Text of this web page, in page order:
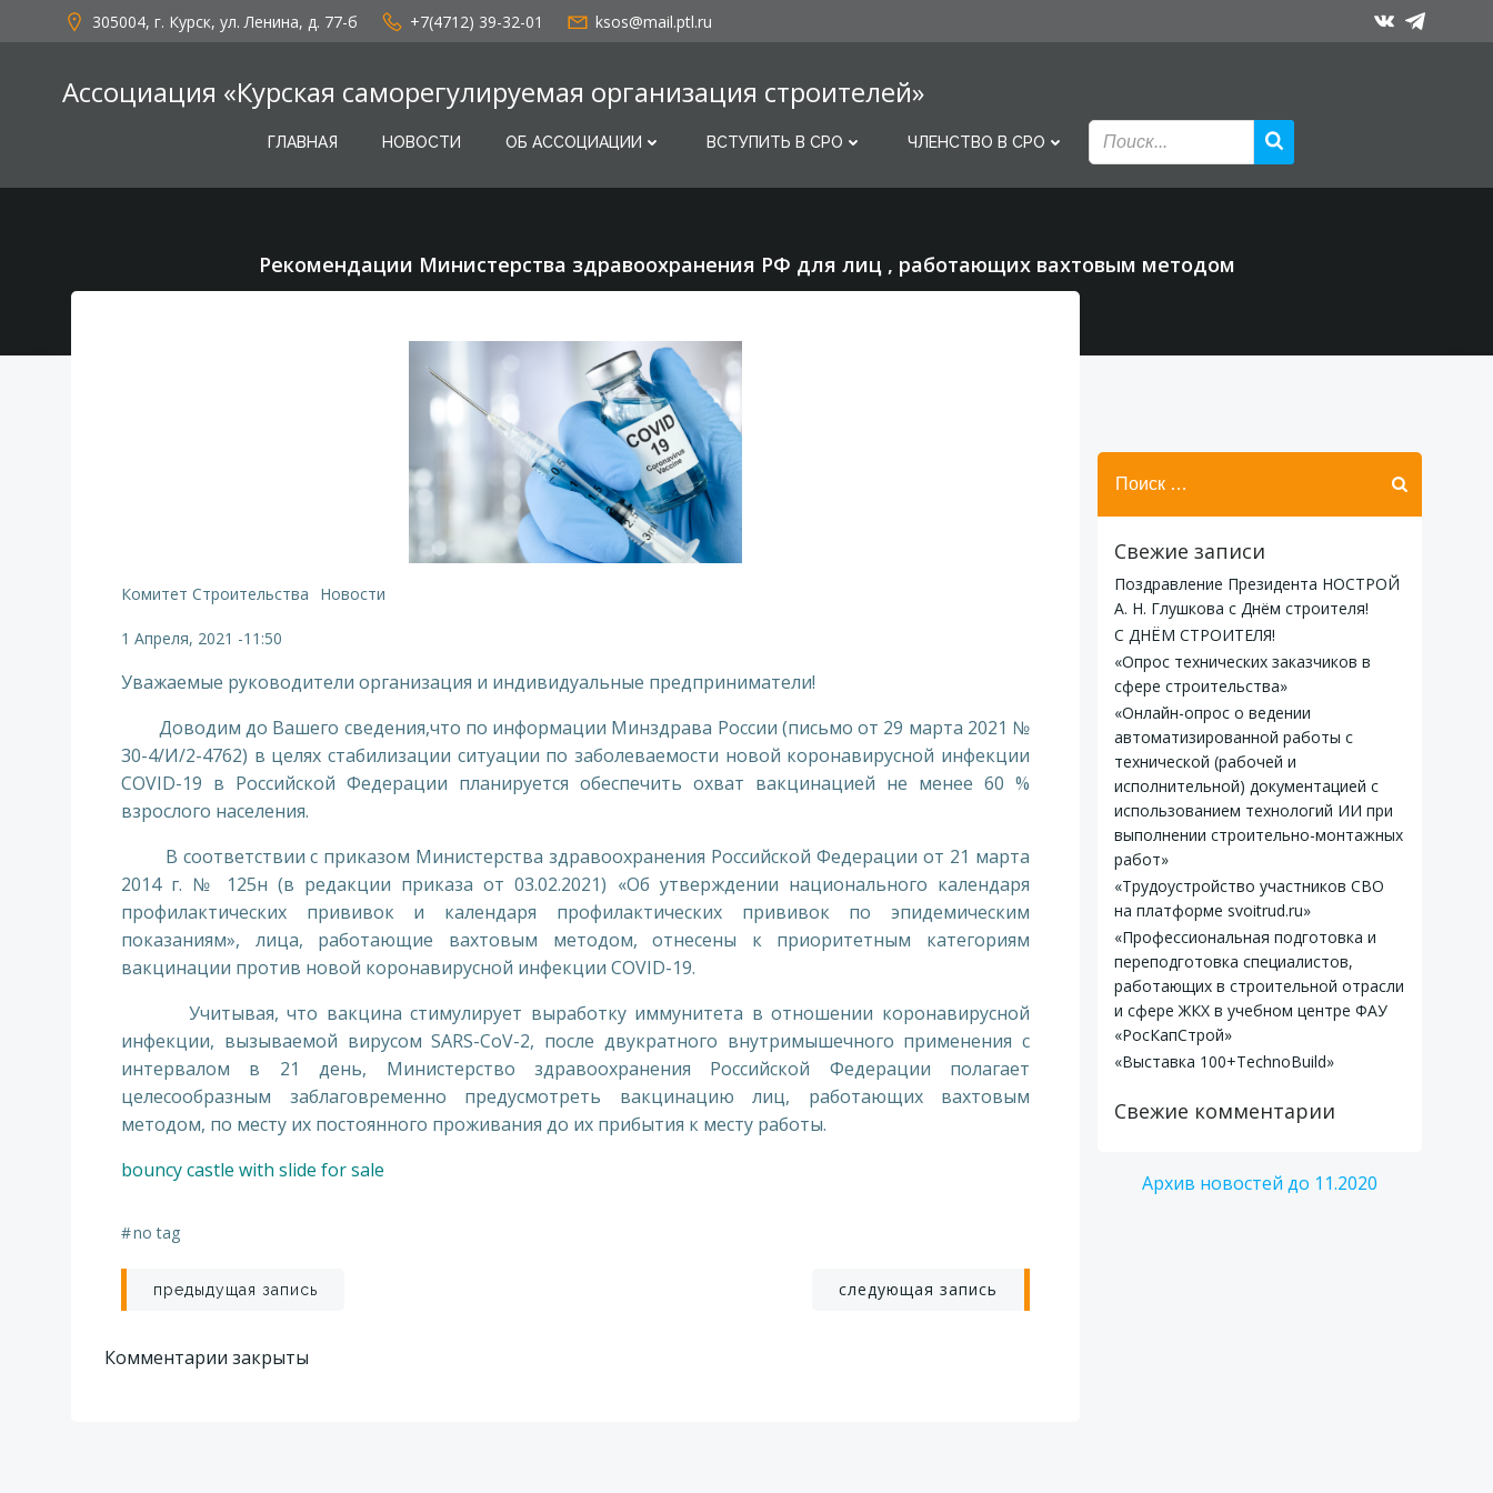
Перейти
к
305004, г. Курск, ул. Ленина, д. 77-б +7(4712) 39-32-01 ksos@mail.ptl.ru
Ассоциация «Курская саморегулируемая организация строителей»
ГЛАВНАЯ НОВОСТИ ОБ АССОЦИАЦИИ ВСТУПИТЬ В СРО ЧЛЕНСТВО В СРО
Рекомендации Министерства здравоохранения РФ для лиц , работающих вахтовым методом
Комитет Строительства Новости
1 Апреля, 2021 -11:50
Уважаемые руководители организация и индивидуальные предприниматели!
Доводим до Вашего сведения,что по информации Минздрава России (письмо от 29 марта 2021 №
30-4/И/2-4762) в целях стабилизации ситуации по заболеваемости новой коронавирусной инфекции
COVID-19 в Российской Федерации планируется обеспечить охват вакцинацией не менее 60 %
взрослого населения.
В соответствии с приказом Министерства здравоохранения Российской Федерации от 21 марта
2014 г. № 125н (в редакции приказа от 03.02.2021) «Об утверждении национального календаря
профилактических прививок и календаря профилактических прививок по эпидемическим
показаниям», лица, работающие вахтовым методом, отнесены к приоритетным категориям
вакцинации против новой коронавирусной инфекции COVID-19.
Учитывая, что вакцина стимулирует выработку иммунитета в отношении коронавирусной
инфекции, вызываемой вирусом SARS-СоV-2, после двукратного внутримышечного применения с
интервалом в 21 день, Министерство здравоохранения Российской Федерации полагает
целесообразным заблаговременно предусмотреть вакцинацию лиц, работающих вахтовым
методом, по месту их постоянного проживания до их прибытия к месту работы.
bouncy castle with slide for sale
#no tag
Навигация
по
предыдущая запись следующая запись
Комментарии закрыты
Найти:
Свежие записи
Поздравление Президента НОСТРОЙ
А. Н. Глушкова с Днём строителя!
С ДНЁМ СТРОИТЕЛЯ!
«Опрос технических заказчиков в
сфере строительства»
«Онлайн-опрос о ведении
автоматизированной работы с
технической (рабочей и
исполнительной) документацией с
использованием технологий ИИ при
выполнении строительно-монтажных
работ»
«Трудоустройство участников СВО
на платформе svoitrud.ru»
«Профессиональная подготовка и
переподготовка специалистов,
работающих в строительной отрасли
и сфере ЖКХ в учебном центре ФАУ
«РосКапСтрой»
«Выставка 100+TechnoBuild»
Свежие комментарии
Архив новостей до 11.2020